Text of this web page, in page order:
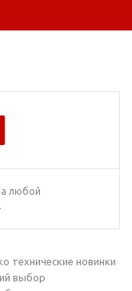
любой
технические новинки
выбор